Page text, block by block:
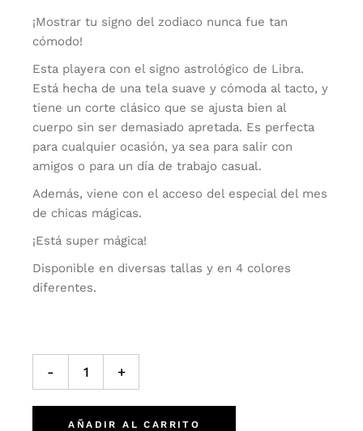
¡Mostrar tu signo del zodiaco nunca fue tan
cómodo!
Esta playera con el signo astrológico de Libra.
Está hecha de una tela suave y cómoda al tacto, y
tiene un corte clásico que se ajusta bien al
cuerpo sin ser demasiado apretada. Es perfecta
para cualquier ocasión, ya sea para salir con
amigos o para un día de trabajo casual.
Además, viene con el acceso del especial del mes
de chicas mágicas.
¡Está super mágica!
Disponible en diversas tallas y en 4 colores
diferentes.
Playera It's a Libra Thing quantity
- +
AÑADIR AL CARRITO